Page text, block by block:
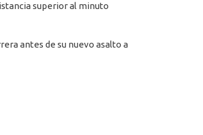
superior al minuto
antes de su nuevo asalto a